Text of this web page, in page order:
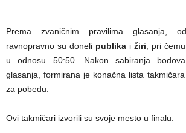
Prema zvaničnim pravilima glasanja,
ravnopravno su doneli publika i žiri, pri
u odnosu 50:50. Nakon sabiranja
glasanja, formirana je konačna lista
za pobedu.
Ovi takmičari izvorili su svoje mesto u finalu: